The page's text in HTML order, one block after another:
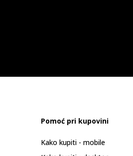
Pomoć pri kupovini
Kako kupiti - mobile